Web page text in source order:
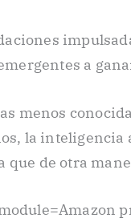
a
menos
la inteligencia
que de otra